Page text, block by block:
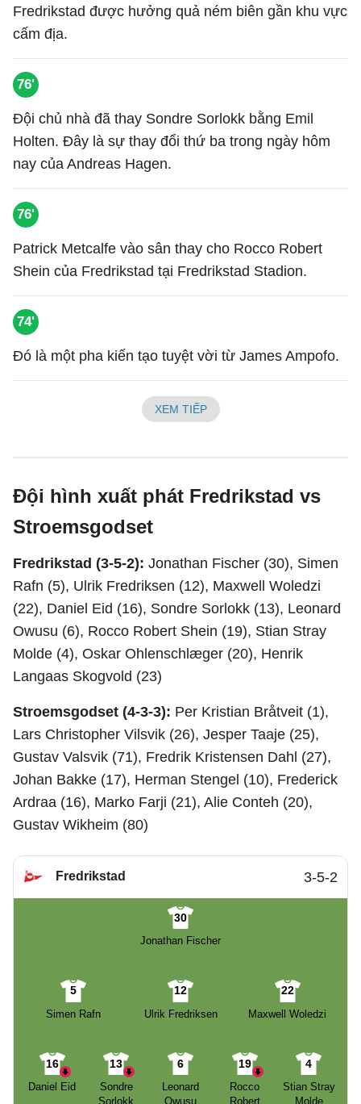
Fredrikstad được hưởng quả ném biên gần khu vực
cấm địa.
76'
Đội chủ nhà đã thay Sondre Sorlokk bằng Emil
Holten. Đây là sự thay đổi thứ ba trong ngày hôm
nay của Andreas Hagen.
76'
Patrick Metcalfe vào sân thay cho Rocco Robert
Shein của Fredrikstad tại Fredrikstad Stadion.
74'
Đó là một pha kiến tạo tuyệt vời từ James Ampofo.
XEM TIẾP
Đội hình xuất phát Fredrikstad vs
Stroemsgodset
Fredrikstad (3-5-2): Jonathan Fischer (30), Simen
Rafn (5), Ulrik Fredriksen (12), Maxwell Woledzi
(22), Daniel Eid (16), Sondre Sorlokk (13), Leonard
Owusu (6), Rocco Robert Shein (19), Stian Stray
Molde (4), Oskar Ohlenschlæger (20), Henrik
Langaas Skogvold (23)
Stroemsgodset (4-3-3): Per Kristian Bråtveit (1),
Lars Christopher Vilsvik (26), Jesper Taaje (25),
Gustav Valsvik (71), Fredrik Kristensen Dahl (27),
Johan Bakke (17), Herman Stengel (10), Frederick
Ardraa (16), Marko Farji (21), Alie Conteh (20),
Gustav Wikheim (80)
Fredrikstad 3-5-2
30
Jonathan Fischer
5
Simen Rafn
12
Ulrik Fredriksen
22
Maxwell Woledzi
16
Daniel Eid
13
Sondre
Sorlokk
6
Leonard
Owusu
19
Rocco
Robert
4
Stian Stray
Molde